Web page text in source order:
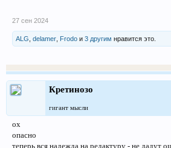
27 сен 2024
ALG delamer Frodo и 3 другим нравится это.
Кретинозо
гигант мысли
ох
опасно
теперь вся надежда на редактуру - не дадут